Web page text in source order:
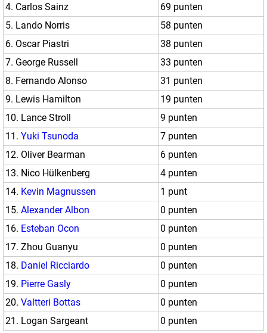
4. Carlos Sainz
69 punten
5. Lando Norris
58 punten
6. Oscar Piastri
38 punten
7. George Russell
33 punten
8. Fernando Alonso
31 punten
9. Lewis Hamilton
19 punten
10. Lance Stroll
9 punten
11. Yuki Tsunoda
7 punten
12. Oliver Bearman
6 punten
13. Nico Hülkenberg
4 punten
14. Kevin Magnussen
1 punt
15. Alexander Albon
0 punten
16. Esteban Ocon
0 punten
17. Zhou Guanyu
0 punten
18. Daniel Ricciardo
0 punten
19. Pierre Gasly
0 punten
20. Valtteri Bottas
0 punten
21. Logan Sargeant
0 punten